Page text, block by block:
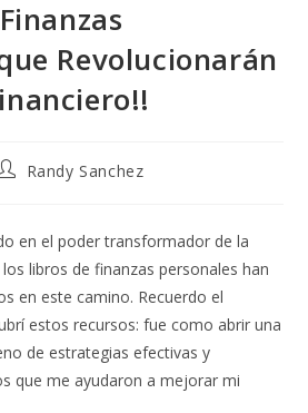
Revolucionarán
Randy Sanchez
en el poder transformador de la
libros de finanzas personales han
en este camino. Recuerdo el
estos recursos: fue como abrir una
de estrategias efectivas y
que me ayudaron a mejorar mi